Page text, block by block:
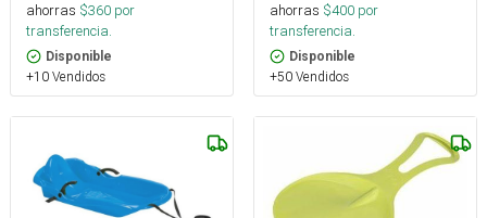
ahorras $360 por
transferencia.
Disponible
+10 Vendidos
ahorras $400 por
transferencia.
Disponible
+50 Vendidos